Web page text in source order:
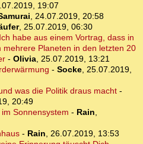
19:07
, 24.07.2019, 20:58
, 25.07.2019, 06:30
habe aus einem Vortrag, dass in
mehrere Planeten in den letzten 20
- Olivia, 25.07.2019, 13:21
- Socke, 25.07.2019,
was die Politik draus macht-
20:49
Sonnensystem - Rain,
- Rain, 26.07.2019, 13:53